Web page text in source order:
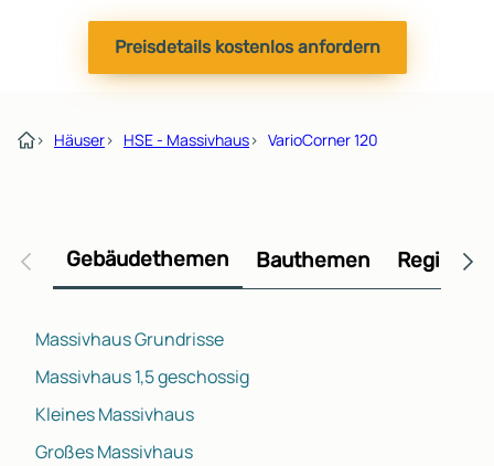
Preisdetails kostenlos anfordern
› Häuser› HSE - Massivhaus› VarioCorner 120
Gebäudethemen Bauthemen
Massivhaus Grundrisse
Massivhaus 1,5 geschossig
Kleines Massivhaus
Großes Massivhaus